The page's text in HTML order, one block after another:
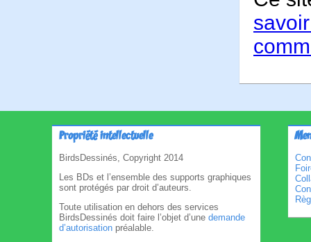
Propriété intellectuelle
BirdsDessinés, Copyright 2014
Les BDs et l’ensemble des supports graphiques
sont protégés par droit d’auteurs.
Toute utilisation en dehors des services
BirdsDessinés doit faire l’objet d’une demande
d’autorisation préalable.